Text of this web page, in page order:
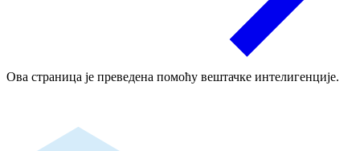
Ова страница је преведена помоћу вештачке интелигенције.